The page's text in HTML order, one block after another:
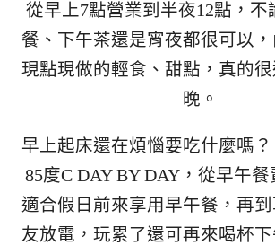
從早上7點營業到半夜12點，不
餐、下午茶還是宵夜都很可以
現點現做的輕食、甜點，真的很
晚。
早上起床還在煩惱要吃什麼嗎
85度C DAY BY DAY，從早午
適合假日前來享用早午餐，再
友放電，玩累了還可再來喝杯